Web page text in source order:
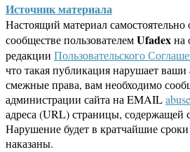
Источник материала
Настоящий материал
сообществе пользователемUfadexна
редакции Пользовательского
что такая публикация нарушает ваши
смежные права, вам необходимо
администрации сайта на EMAIL
адреса (URL) страницы, содержащей
Нарушение будет в кратчайшие
наказаны.